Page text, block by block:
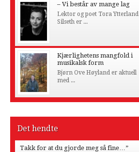
– Vi består av mange lag
Lektor og poet Tora Ytterland
Silseth er ...
Kjærlighetens mangfold i
musikalsk form
Bjørn Ove Høyland er aktuell
med ...
Det hendte
Takk for at du gjorde meg så fine…”